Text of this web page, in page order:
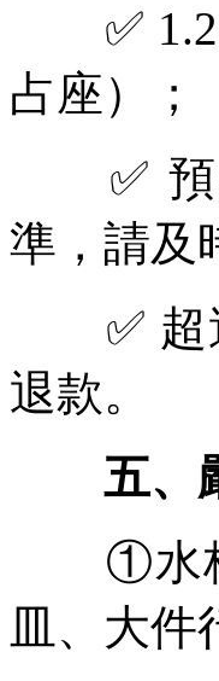
✅ 1.2
占座）；
✅ 預
準，請及
✅ 超過
退款。
五、嚴
①水
皿、大